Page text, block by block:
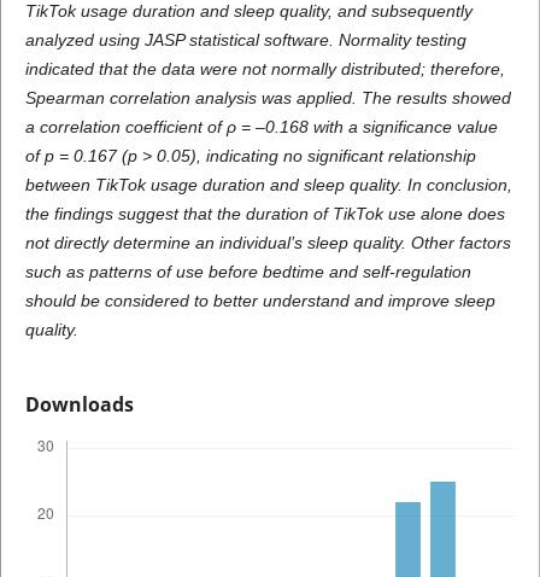
TikTok usage duration and sleep quality, and subsequently
analyzed using JASP statistical software. Normality testing
indicated that the data were not normally distributed; therefore,
Spearman correlation analysis was applied. The results showed
a correlation coefficient of ρ = –0.168 with a significance value
of p = 0.167 (p > 0.05), indicating no significant relationship
between TikTok usage duration and sleep quality. In conclusion,
the findings suggest that the duration of TikTok use alone does
not directly determine an individual’s sleep quality. Other factors
such as patterns of use before bedtime and self-regulation
should be considered to better understand and improve sleep
quality.
Downloads